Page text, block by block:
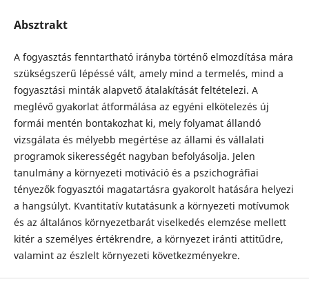
Absztrakt
A fogyasztás fenntartható irányba történő elmozdítása mára
szükségszerű lépéssé vált, amely mind a termelés, mind a
fogyasztási minták alapvető átalakítását feltételezi. A
meglévő gyakorlat átformálása az egyéni elkötelezés új
formái mentén bontakozhat ki, mely folyamat állandó
vizsgálata és mélyebb megértése az állami és vállalati
programok sikerességét nagyban befolyásolja. Jelen
tanulmány a környezeti motiváció és a pszichográfiai
tényezők fogyasztói magatartásra gyakorolt hatására helyezi
a hangsúlyt. Kvantitatív kutatásunk a környezeti motívumok
és az általános környezetbarát viselkedés elemzése mellett
kitér a személyes értékrendre, a környezet iránti attitűdre,
valamint az észlelt környezeti következményekre.